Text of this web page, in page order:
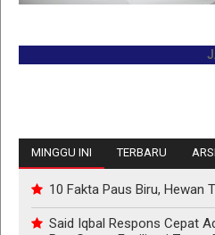
MINGGU INI TERBARU
10 Fakta Paus Biru, Hewan
Said Iqbal Respons Cepat